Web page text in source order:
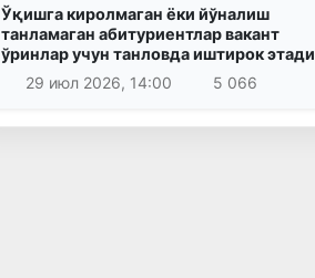
Ўқишга киролмаган ёки йўналиш
танламаган абитуриентлар вакант
ўринлар учун танловда иштирок этади
29 июл 2026, 14:00
5 066